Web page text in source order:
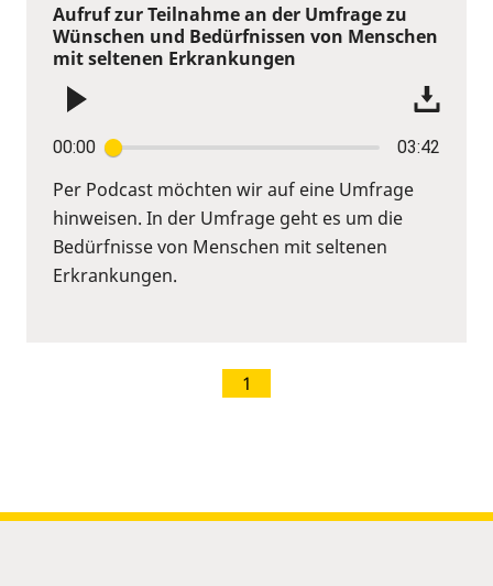
Aufruf zur Teilnahme an der Umfrage zu
Wünschen und Bedürfnissen von Menschen
mit seltenen Erkrankungen
00:00 03:42
Per Podcast möchten wir auf eine Umfrage
hinweisen. In der Umfrage geht es um die
Bedürfnisse von Menschen mit seltenen
Erkrankungen.
1